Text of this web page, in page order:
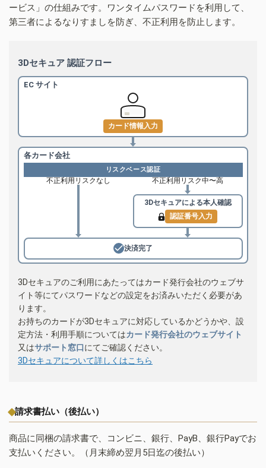
ービス」の仕組みです。ワンタイムパスワードを利用して、
第三者によるなりすましを防ぎ、不正利用を防止します。
3Dセキュア 認証フロー
EC サイト
カード情報入力
各カード会社
リスクベース認証
不正利用リスクなし 不正利用リスク中〜高
3Dセキュアによる本人確認
認証番号入力
決済完了
3Dセキュアのご利用にあたってはカード発行会社のウェブサ
イト等にてパスワードなどの設定をお済みいただく必要があ
ります。
お持ちのカードが3Dセキュアに対応しているかどうかや、設
定方法・利用手順についてはカード発行会社のウェブサイト
又はサポート窓口にてご確認ください。
3Dセキュアについて詳しくはこちら
請求書払い（後払い）
商品に同梱の請求書で、コンビニ、銀行、PayB、銀行Payでお
支払いください。（月末締め翌月5日迄の後払い）